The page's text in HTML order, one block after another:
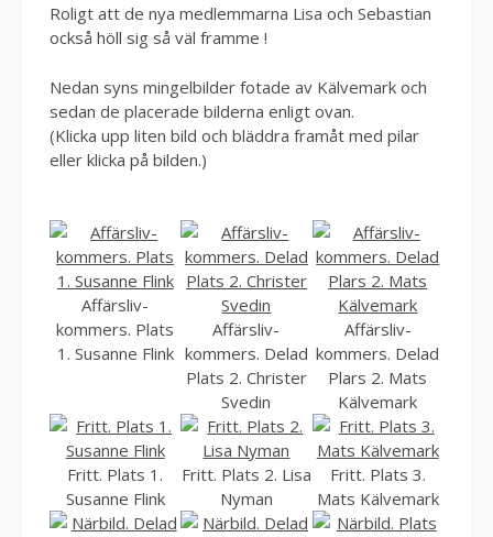
Roligt att de nya medlemmarna Lisa och Sebastian
också höll sig så väl framme !
Nedan syns mingelbilder fotade av Kälvemark och
sedan de placerade bilderna enligt ovan.
(Klicka upp liten bild och bläddra framåt med pilar
eller klicka på bilden.)
Affärsliv-
kommers. Plats
1. Susanne Flink
Affärsliv-
kommers. Delad
Plats 2. Christer
Svedin
Affärsliv-
kommers. Delad
Plars 2. Mats
Kälvemark
Fritt. Plats 1.
Susanne Flink
Fritt. Plats 2. Lisa
Nyman
Fritt. Plats 3.
Mats Kälvemark